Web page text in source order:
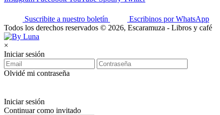
Suscribite a nuestro boletín
Escribinos por WhatsApp
Todos los derechos reservados © 2026, Escaramuza - Libros y café
×
Iniciar sesión
Olvidé mi contraseña
Iniciar sesión
Continuar como invitado